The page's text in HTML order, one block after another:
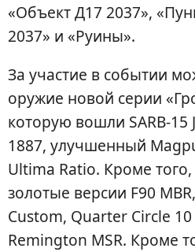
«Объект Д17 2037»,
2037» и «Руины».
За участие в событии
оружие новой серии
которую вошли SARB-15
1887, улучшенный
Ultima Ratio. Кроме
золотые версии F90
Custom, Quarter Circle
Remington MSR. Кроме